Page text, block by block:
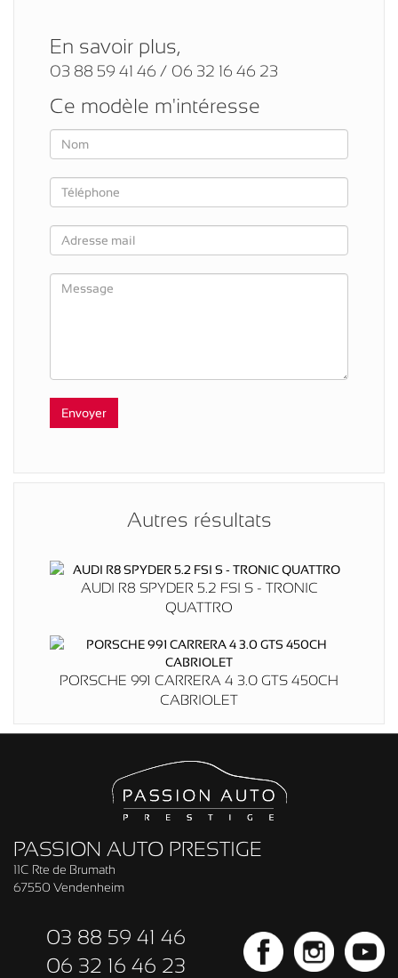
En savoir plus,
03 88 59 41 46 / 06 32 16 46 23
Ce modèle m'intéresse
Autres résultats
AUDI R8 SPYDER 5.2 FSI S - TRONIC
QUATTRO
PORSCHE 991 CARRERA 4 3.0 GTS 450CH
CABRIOLET
PASSION AUTO PRESTIGE
11C Rte de Brumath
67550 Vendenheim
03 88 59 41 46
06 32 16 46 23